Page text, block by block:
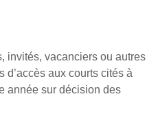
invités, vacanciers ou autres
d’accès aux courts cités à
année sur décision des